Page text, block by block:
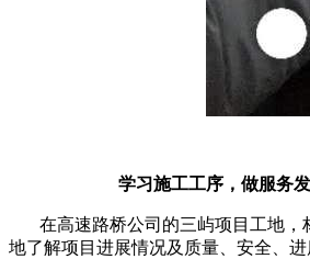
学习施工工序，做服务发展
在高速路桥公司的三屿项目工地
地了解项目进展情况及质量、安全、